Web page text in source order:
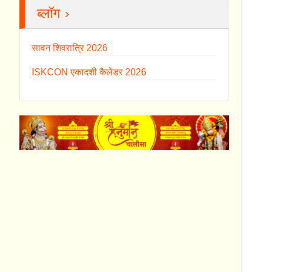
ब्लॉग ›
सावन शिवरात्रि 2026
ISKCON एकादशी कैलेंडर 2026